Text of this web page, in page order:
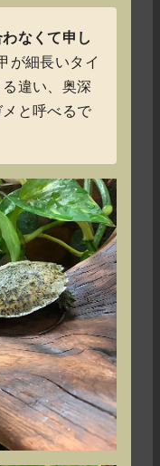
なくて申し
が細長いタイ
違い、奥深
と呼べるで